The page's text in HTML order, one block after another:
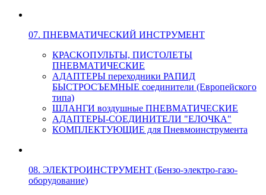
07. ПНЕВМАТИЧЕСКИЙ ИНСТРУМЕНТ
КРАСКОПУЛЬТЫ, ПИСТОЛЕТЫ
ПНЕВМАТИЧЕСКИЕ
АДАПТЕРЫ переходники РАПИД
БЫСТРОСЪЕМНЫЕ соединители (Европейского
типа)
ШЛАНГИ воздушные ПНЕВМАТИЧЕСКИЕ
АДАПТЕРЫ-СОЕДИНИТЕЛИ "ЕЛОЧКА"
КОМПЛЕКТУЮЩИЕ для Пневмоинструмента
08. ЭЛЕКТРОИНСТРУМЕНТ (Бензо-электро-газо-
оборудование)